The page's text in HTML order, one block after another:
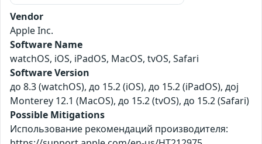
Vendor
Apple Inc.
Software Name
watchOS, iOS, iPadOS, MacOS, tvOS, Safari
Software Version
до 8.3 (watchOS), до 15.2 (iOS), до 15.2 (iPadOS), доj
Monterey 12.1 (MacOS), до 15.2 (tvOS), до 15.2 (Safari)
Possible Mitigations
Использование рекомендаций производителя: